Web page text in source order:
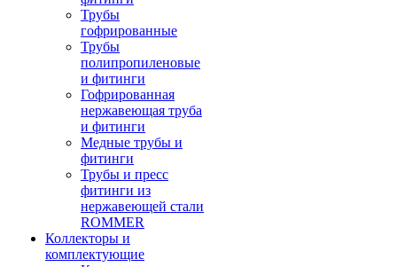
Трубы
гофрированные
Трубы
полипропиленовые
и фитинги
Гофрированная
нержавеющая труба
и фитинги
Медные трубы и
фитинги
Трубы и пресс
фитинги из
нержавеющей стали
ROMMER
Коллекторы и
комплектующие